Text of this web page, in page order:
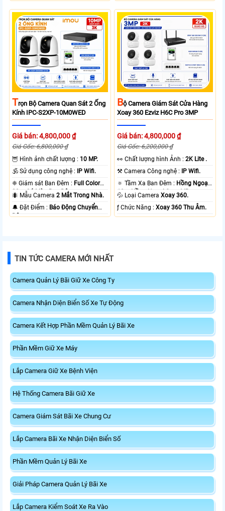
TRọn Bộ Camera Quan Sát 2 Ống
Kính IPC-S2XP-10M0WED
Giá bán: 4,800,000 ₫
Giá Gốc: 6,800,000 ₫
🦉 Hình ảnh chất lượng : 10 MP.
🕉️ Sử dụng công nghệ : IP Wifi.
❈ Giám sát Ban Đêm : Full Color
20m Có Màu Ban Ðêm.
🐜 Mẫu Camera2 Mắt Trong Nhà.
️🔔 Đặt Điểm : Báo Động Chuyển
Động.
BỘ Camera Giám Sát Cửa Hàng
Xoay 360 Ezviz H6C Pro 3MP
Giá bán: 4,800,000 ₫
Giá Gốc: 6,200,000 ₫
️👀 Chất lượng hình Ảnh :2K Lite .
⚒ Camera Công nghệ : IP Wifi.
🔅 Tầm Xa Ban Đêm : Hồng Ngoại
10m Hồng Ngoại Smart IR.
💦 Loại CameraXoay 360.
️ƒ Chức Năng :Xoay 360 Thu Âm.
TIN TỨC CAMERA MỚI NHẤT
Camera Quản Lý Bãi Giữ Xe Công Ty
Camera Nhận Diện Biển Số Xe Tự Động
Camera Kết Hợp Phần Mềm Quản Lý Bãi Xe
Phần Mềm Giữ Xe Máy
Lắp Camera Giữ Xe Bệnh Viện
Hệ Thống Camera Bãi Giữ Xe
Camera Giám Sát Bãi Xe Chung Cư
Lắp Camera Bãi Xe Nhận Diện Biển Số
Phần Mềm Quản Lý Bãi Xe
Giải Pháp Camera Quản Lý Bãi Xe
Lắp Camera Kiểm Soát Xe Ra Vào